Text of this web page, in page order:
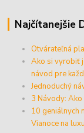
Najčítanejšie
Otvárateľná
Ako si vyrobiť
návod pre
Jednoduchý
3 Návody:
10 geniálnych
Vianoce na